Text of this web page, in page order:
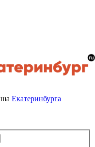
Екатеринбурга